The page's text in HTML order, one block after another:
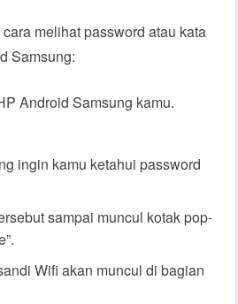
melihat password atau kata
Samsung:
Android Samsung kamu.
ingin kamu ketahui password
sampai muncul kotak pop-
Wifi akan muncul di bagian